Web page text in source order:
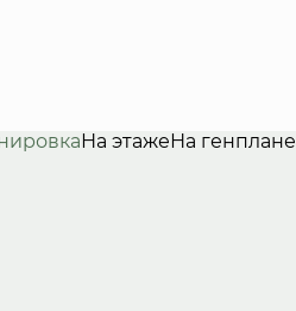
На этажеНа генплане